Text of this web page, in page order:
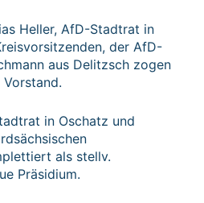
Heller, AfD-Stadtrat in
der AfD-
aus Delitzsch zogen
in Oschatz und
als stellv.
Präsidium.